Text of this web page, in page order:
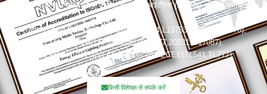
एक है। प्रमाणन निकाय जिनमें शामिल हैं: यूएल, आईटीएस (इंटरटेक), टीयूवी, यूरोफिन्स,
प्रत्यायन निकाय जिसमें शामिल हैं: CNAS(L6214,L13753,L18872,IB1376),
CMA(201819013768,202019014977,202319017087),
A2LA(6947.01), NVLAP(600177-0), IECEE(TL541,TL777)
किसी विशेषज्ञ से संपर्क करें